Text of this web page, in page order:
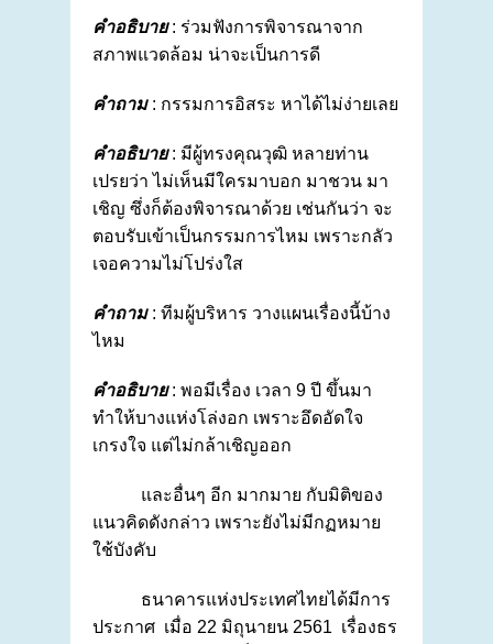
คำอธิบาย: ร่วมฟังการพิจารณาจาก
สภาพแวดล้อม น่าจะเป็นการดี
คำถาม: กรรมการอิสระ หาได้ไม่ง่ายเลย
คำอธิบาย: มีผู้ทรงคุณวุฒิ หลายท่าน
เปรยว่า ไม่เห็นมีใครมาบอก มาชวน มา
เชิญ ซึ่งก็ต้องพิจารณาด้วย เช่นกันว่า จะ
ตอบรับเข้าเป็นกรรมการไหม เพราะกลัว
เจอความไม่โปร่งใส
คำถาม: ทีมผู้บริหาร วางแผนเรื่องนี้บ้าง
ไหม
คำอธิบาย: พอมีเรื่อง เวลา 9 ปี ขึ้นมา
ทำให้บางแห่งโล่งอก เพราะอึดอัดใจ
เกรงใจ แต่ไม่กล้าเชิญออก
และอื่นๆ อีก มากมาย กับมิติของ
แนวคิดดังกล่าว เพราะยังไม่มีกฏหมาย
ใช้บังคับ
ธนาคารแห่งประเทศไทยได้มีการ
ประกาศ เมื่อ 22 มิถุนายน 2561 เรื่องธร